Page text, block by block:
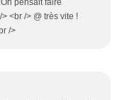
pensait faire
<br /> @ très vite !
/>